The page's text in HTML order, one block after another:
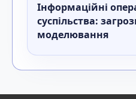
Iнформацiйнi
суспiльства:
моделювання